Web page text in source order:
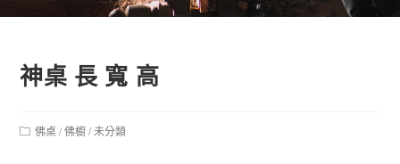
神桌 長 寬 高
佛桌 / 佛櫥 / 未分類